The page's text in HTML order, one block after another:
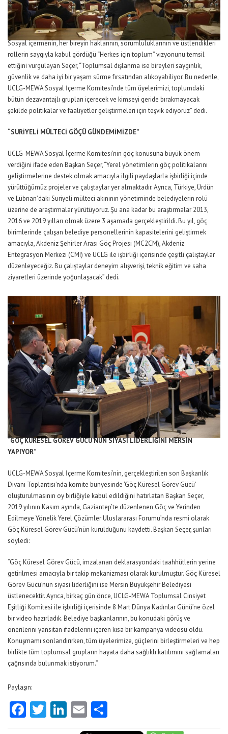
Sosyal içermenin, her bireyin haklarının, sorumluluklarının ve üstlendikleri
rollerin saygıyla kabul gördüğü “Herkes için toplum” vizyonunu temsil
ettiğini vurgulayan Seçer, “Toplumsal dışlanma ise bireyleri saygınlık,
güvenlik ve daha iyi bir yaşam sürme fırsatından alıkoyabiliyor. Bu nedenle,
UCLG-MEWA Sosyal İçerme Komitesi’nde tüm üyelerimizi, toplumdaki
bütün dezavantajlı grupları içerecek ve kimseyi geride bırakmayacak
şekilde politikalar ve faaliyetler geliştirmeleri için teşvik ediyoruz” dedi.
“SURİYELİ MÜLTECİ GÖÇÜ GÜNDEMİMİZDE”
UCLG-MEWA Sosyal İçerme Komitesi’nin göç konusuna büyük önem
verdiğini ifade eden Başkan Seçer, “Yerel yönetimlerin göç politikalarını
geliştirmelerine destek olmak amacıyla ilgili paydaşlarla işbirliği içinde
yürüttüğümüz projeler ve çalıştaylar yer almaktadır. Ayrıca, Türkiye, Ürdün
ve Lübnan’daki Suriyeli mülteci akınının yönetiminde belediyelerin rolü
üzerine de araştırmalar yürütüyoruz. Şu ana kadar bu araştırmalar 2013,
2016 ve 2019 yılları olmak üzere 3 aşamada gerçekleştirildi. Bu yıl, göç
birimlerinde çalışan belediye personellerinin kapasitelerini geliştirmek
amacıyla, Akdeniz Şehirler Arası Göç Projesi (MC2CM), Akdeniz
Entegrasyon Merkezi (CMI) ve UCLG ile işbirliği içerisinde çeşitli çalıştaylar
düzenleyeceğiz. Bu çalıştaylar deneyim alışverişi, teknik eğitim ve saha
ziyaretleri üzerinde yoğunlaşacak” dedi.
“GÖÇ KÜRESEL GÖREV GÜCÜ’NÜN SİYASİ LİDERLİĞİNİ MERSİN
YAPIYOR”
UCLG-MEWA Sosyal İçerme Komitesi’nin, gerçekleştirilen son Başkanlık
Divanı Toplantısı’nda komite bünyesinde ‘Göç Küresel Görev Gücü’
oluşturulmasının oy birliğiyle kabul edildiğini hatırlatan Başkan Seçer,
2019 yılının Kasım ayında, Gaziantep’te düzenlenen Göç ve Yerinden
Edilmeye Yönelik Yerel Çözümler Uluslararası Forumu’nda resmi olarak
Göç Küresel Görev Gücü’nün kurulduğunu kaydetti. Başkan Seçer, şunları
söyledi:
“Göç Küresel Görev Gücü, imzalanan deklarasyondaki taahhütlerin yerine
getirilmesi amacıyla bir takip mekanizması olarak kurulmuştur. Göç Küresel
Görev Gücü’nün siyasi liderliğini ise Mersin Büyükşehir Belediyesi
üstlenecektir. Ayrıca, birkaç gün önce, UCLG-MEWA Toplumsal Cinsiyet
Eşitliği Komitesi ile işbirliği içerisinde 8 Mart Dünya Kadınlar Günü’ne özel
bir video hazırladık. Belediye başkanlarının, bu konudaki görüş ve
önerilerini yansıtan ifadelerini içeren kısa bir kampanya videosu oldu.
Konuşmamı sonlandırırken, tüm üyelerimize, güçlerini birleştirmeleri ve hep
birlikte tüm toplumsal grupların hayata daha sağlıklı katılımını sağlamaları
çağrısında bulunmak istiyorum.”
Paylaşın:
Facebook
Twitter
LinkedIn
Email